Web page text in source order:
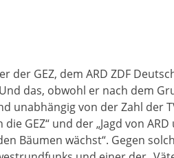
GEZ, dem ARD ZDF
das, obwohl er nach dem
unabhängig von der Zahl der
GEZ“ und der „Jagd von
Bäumen wächst“. Gegen